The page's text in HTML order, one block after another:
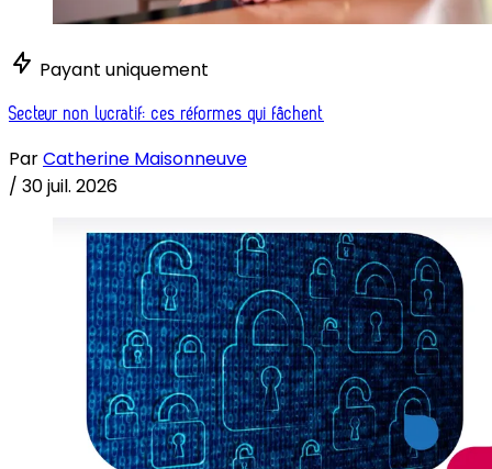
Payant uniquement
Secteur non lucratif: ces réformes qui fâchent
ParCatherine Maisonneuve
/ 30 juil. 2026